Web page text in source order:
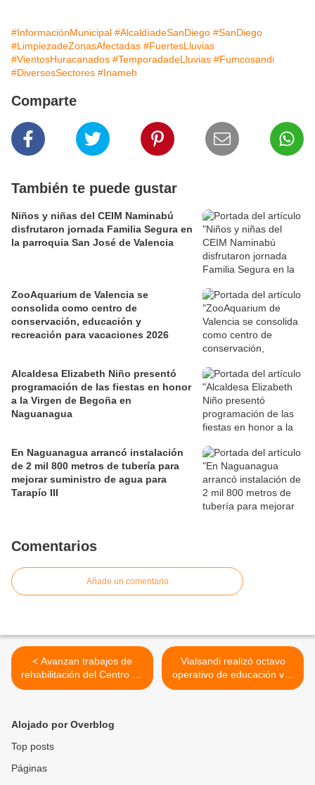
#InformaciónMunicipal #AlcaldíadeSanDiego #SanDiego
#LimpiezadeZonasAfectadas #FuertesLluvias
#VientosHuracanados #TemporadadeLluvias #Fumcosandi
#DiversosSectores #Inameh
Comparte
También te puede gustar
Niños y niñas del CEIM Naminabú
disfrutaron jornada Familia Segura en
la parroquia San José de Valencia
ZooAquarium de Valencia se
consolida como centro de
conservación, educación y
recreación para vacaciones 2026
Alcaldesa Elizabeth Niño presentó
programación de las fiestas en honor
a la Virgen de Begoña en
Naguanagua
En Naguanagua arrancó instalación
de 2 mil 800 metros de tubería para
mejorar suministro de agua para
Tarapío III
Comentarios
Añade un comentario
< Avanzan trabajos de
rehabilitación del Centro de
Rehabilitación Integral La
Vialsandi realizó octavo
operativo de educación vial
dirigido a motorizados que
Alojado por Overblog
Top posts
Páginas